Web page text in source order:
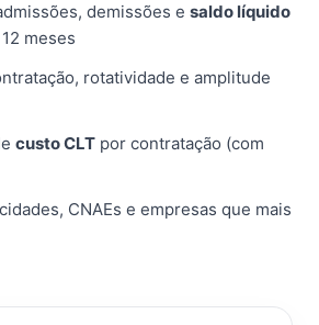
demissões e saldo líquido
meses
rotatividade e amplitude
custo CLT por contratação (com
CNAEs e empresas que mais